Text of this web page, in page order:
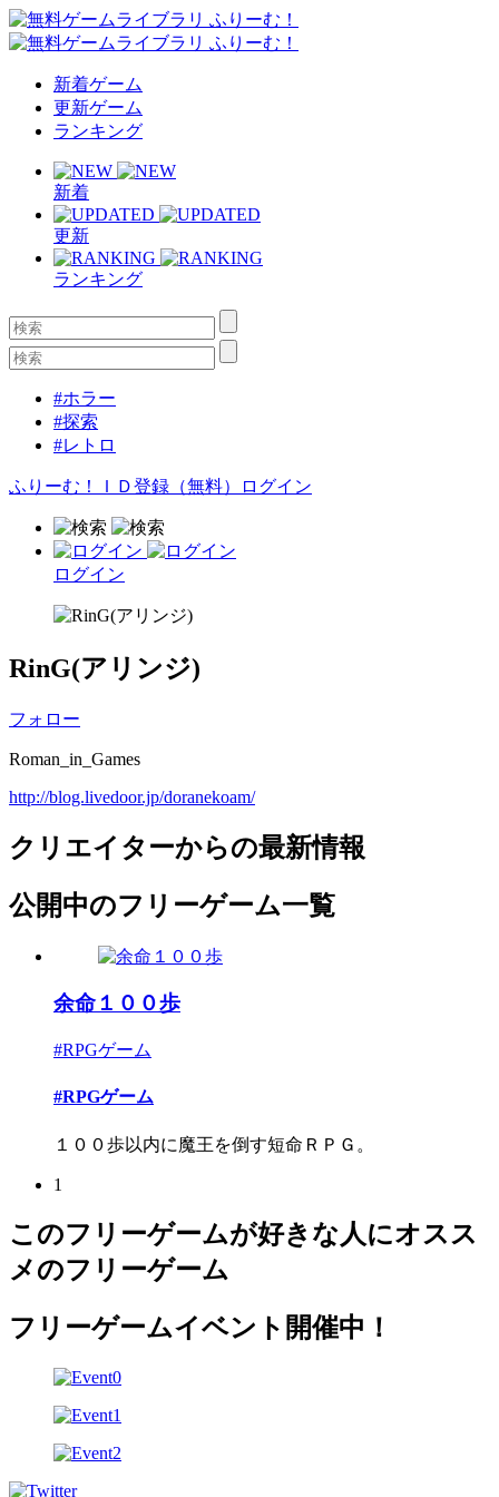
新着ゲーム
更新ゲーム
ランキング
新着
更新
ランキング
#ホラー
#探索
#レトロ
ふりーむ！ＩＤ登録（無料） ログイン
ログイン
RinG(アリンジ)
フォロー
Roman_in_Games
http://blog.livedoor.jp/doranekoam/
クリエイターからの最新情報
公開中のフリーゲーム一覧
余命１００歩
#RPGゲーム
#RPGゲーム
１００歩以内に魔王を倒す短命ＲＰＧ。
1
このフリーゲームが好きな人にオスス
メのフリーゲーム
フリーゲームイベント開催中！